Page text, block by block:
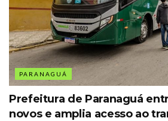
PARANAGUÁ
Prefeitura de Paranaguá
novos e amplia acesso ao